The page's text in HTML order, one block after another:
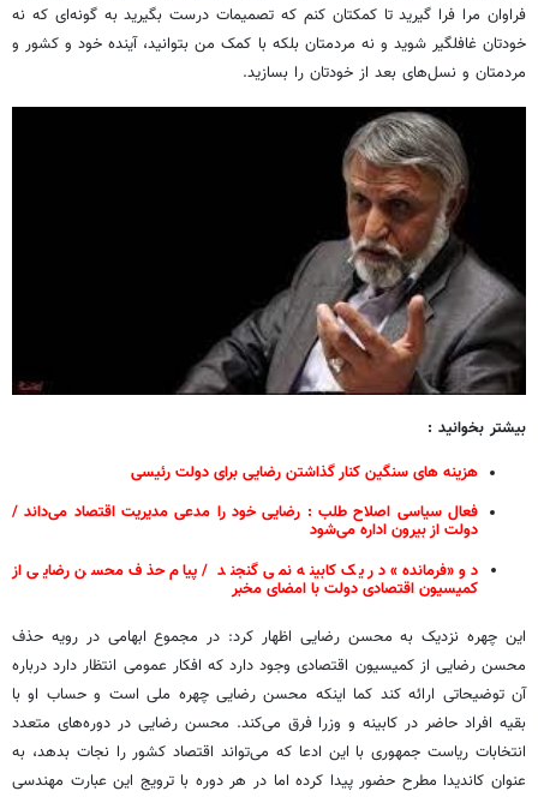
فراوان مرا فرا گیرید تا کمکتان کنم که تصمیمات درست بگیرید به گونه‌ای که نه
خودتان غافلگیر شوید و نه مردمتان بلکه با کمک من بتوانید، آینده خود و کشور و
مردمتان و نسل‌های بعد از خودتان را بسازید.
بیشتر بخوانید :
هزینه های سنگین کنار گذاشتن رضایی برای دولت رئیسی
فعال سیاسی اصلاح طلب : رضایی خود را مدعی مدیریت اقتصاد می‌داند /
دولت از بیرون اداره می‌شود
دو «فرمانده» در یک کابینه نمی گنجند / پیام حذف محسن رضایی از
کمیسیون اقتصادی دولت با امضای مخبر
این چهره نزدیک به محسن رضایی اظهار کرد: در مجموع ابهامی در رویه حذف
محسن رضایی از کمیسیون اقتصادی وجود دارد که افکار عمومی انتظار دارد درباره
آن توضیحاتی ارائه کند کما اینکه محسن رضایی چهره ملی است و حساب او با
بقیه افراد حاضر در کابینه و وزرا فرق می‌کند. محسن رضایی در دوره‌های متعدد
انتخابات ریاست جمهوری با این ادعا که می‌تواند اقتصاد کشور را نجات بدهد، به
عنوان کاندیدا مطرح حضور پیدا کرده اما در هر دوره با ترویج این عبارت مهندسی